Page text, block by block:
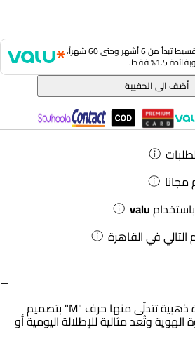
−
لمسة شخصية جريئة. قلادة ذهبية تتدلّى منها حرف "M" بتصميم
وتُعد مثالية للإطلالة اليومية أو
ادفع مع ڤاليو واستمتع بخطط تقسيط تبدأ من 6 أشهر وحتى 60 شهراً،
فقط.
أضف الى الحقيبة
valu
في القاهرة